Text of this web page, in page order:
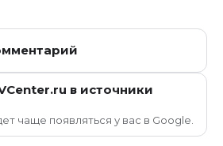
в источники
чаще появляться у вас в Google.